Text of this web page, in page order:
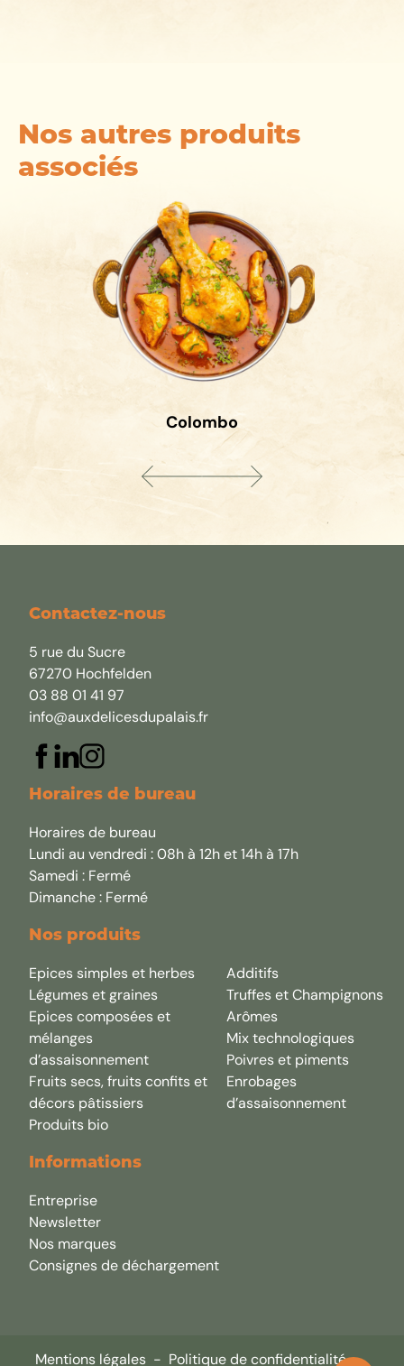
Nos autres produits
associés
Colombo
Contactez-nous
5 rue du Sucre
67270 Hochfelden
03 88 01 41 97
info@auxdelicesdupalais.fr
Horaires de bureau
Horaires de bureau
Lundi au vendredi : 08h à 12h et 14h à 17h
Samedi : Fermé
Dimanche : Fermé
Nos produits
Epices simples et herbes
Légumes et graines
Epices composées et
mélanges
d’assaisonnement
Fruits secs, fruits confits et
décors pâtissiers
Produits bio
Additifs
Truffes et Champignons
Arômes
Mix technologiques
Poivres et piments
Enrobages
d’assaisonnement
Informations
Entreprise
Newsletter
Nos marques
Consignes de déchargement
Mentions légales - Politique de confidentialité -